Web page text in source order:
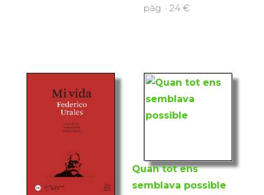
pàg. · 24 €
Quan tot ens
semblava possible